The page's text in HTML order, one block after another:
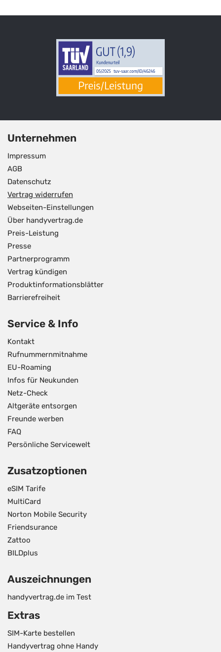
Unternehmen
Impressum
AGB
Datenschutz
Vertrag widerrufen
Webseiten-Einstellungen
Über handyvertrag.de
Preis-Leistung
Presse
Partnerprogramm
Vertrag kündigen
Produktinformationsblätter
Barrierefreiheit
Service & Info
Kontakt
Rufnummernmitnahme
EU-Roaming
Infos für Neukunden
Netz-Check
Altgeräte entsorgen
Freunde werben
FAQ
Persönliche Servicewelt
Zusatzoptionen
eSIM Tarife
MultiCard
Norton Mobile Security
Friendsurance
Zattoo
BILDplus
Auszeichnungen
handyvertrag.de im Test
Extras
SIM-Karte bestellen
Handyvertrag ohne Handy